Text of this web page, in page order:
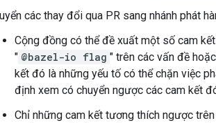
các thay đổi qua PR sang nhánh phát
Cộng đồng có thể đề xuất một số cam
" @bazel-io flag " trên các vấn đề
kết đó là những yếu tố có thể chặn việc
định xem có chuyển ngược các cam kết
Chỉ những cam kết tương thích ngược